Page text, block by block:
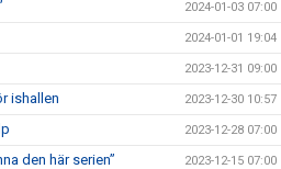
2024-01-03 07:00
2024-01-01 19:04
2023-12-31 09:00
ishallen 2023-12-30 10:57
2023-12-28 07:00
den här serien” 2023-12-15 07:00